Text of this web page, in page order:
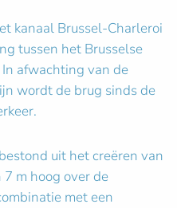
kanaal Brussel-Charleroi
tussen het Brusselse
afwachting van de
wordt de brug sinds de
uit het creëren van
m hoog over de
met een